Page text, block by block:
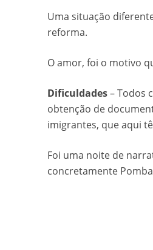
Uma situação
reforma.
O amor, foi o motivo
Dificuldades– Todos
obtenção de
imigrantes, que aqui
Foi uma noite de
concretamente